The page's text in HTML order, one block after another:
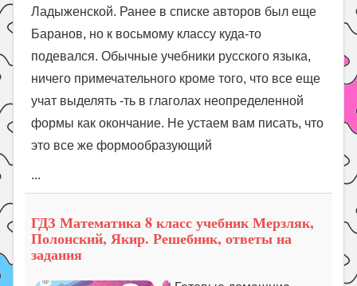
Ладыженской. Ранее в списке авторов был еще
Баранов, но к восьмому классу куда-то
подевался. Обычные учебники русского языка,
ничего примечательного кроме того, что все еще
учат выделять -ть в глаголах неопределенной
формы как окончание. Не устаем вам писать, что
это все же формообразующий
...
ГДЗ Математика 8 класс учебник Мерзляк,
Полонский, Якир. Решебник, ответы на
задания